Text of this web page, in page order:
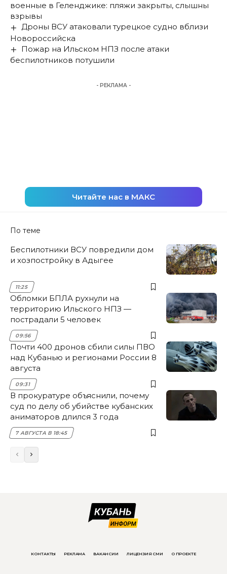
военные в Геленджике: пляжи закрыты, слышны
взрывы
Дроны ВСУ атаковали турецкое судно вблизи
Новороссийска
Пожар на Ильском НПЗ после атаки
беспилотников потушили
- РЕКЛАМА -
Читайте нас в МАКС
По теме
Беспилотники ВСУ повредили дом
и хозпостройку в Адыгее
11:25
Обломки БПЛА рухнули на
территорию Ильского НПЗ —
пострадали 5 человек
09:56
Почти 400 дронов сбили силы ПВО
над Кубанью и регионами России 8
августа
09:31
В прокуратуре объяснили, почему
суд по делу об убийстве кубанских
аниматоров длился 3 года
7 АВГУСТА В 18:45
КОНТАКТЫ РЕКЛАМА ВАКАНСИИ ЛИЦЕНЗИЯ СМИ О ПРОЕКТЕ